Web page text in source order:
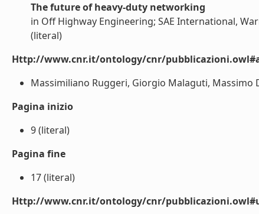
The future of heavy-duty networking
in Off Highway Engineering; SAE International,
(literal)
Http://www.cnr.it/ontology/cnr/
Massimiliano Ruggeri, Giorgio Malaguti, Massimo
Pagina inizio
9 (literal)
Pagina fine
17 (literal)
Http://www.cnr.it/ontology/cnr/